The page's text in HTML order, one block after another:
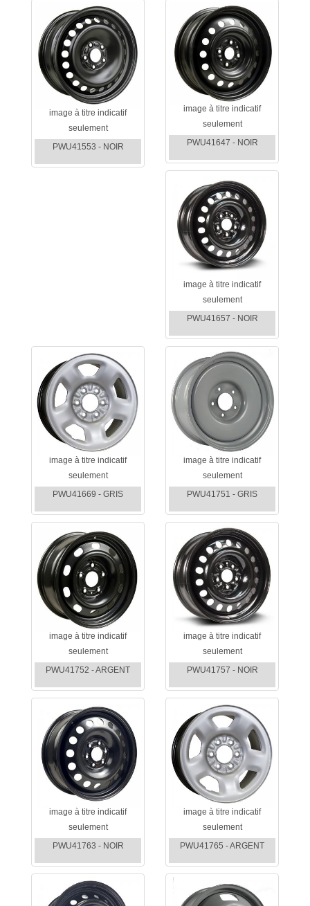
image à titre indicatif
seulement
PWU41553 - NOIR
image à titre indicatif
seulement
PWU41647 - NOIR
image à titre indicatif
seulement
PWU41657 - NOIR
image à titre indicatif
seulement
PWU41669 - GRIS
image à titre indicatif
seulement
PWU41751 - GRIS
image à titre indicatif
seulement
PWU41752 - ARGENT
image à titre indicatif
seulement
PWU41757 - NOIR
image à titre indicatif
seulement
PWU41763 - NOIR
image à titre indicatif
seulement
PWU41765 - ARGENT